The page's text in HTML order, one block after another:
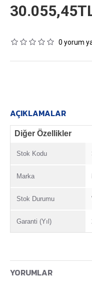
0 yorum
AÇIKLAMALAR
Diğer Özellikler
Stok Kodu
Marka
Stok Durumu
Garanti (Yıl)
YORUMLAR